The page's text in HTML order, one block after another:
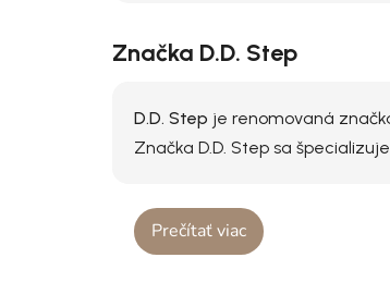
Značka D.D. Step
D.D. Step je renomovaná
Značka D.D. Step sa
Prečítať viac